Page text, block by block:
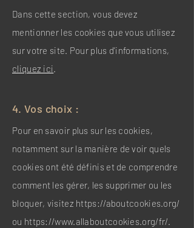
Dans cette section, vous devez
mentionner les cookies que vous utilisez
sur votre site. Pour plus d'informations,
cliquez ici.
4. Vos choix :
Pour en savoir plus sur les cookies,
notamment sur la manière de voir quels
cookies ont été définis et de comprendre
comment les gérer, les supprimer ou les
bloquer, visitez https://aboutcookies.org/
ou https://www.allaboutcookies.org/fr/.